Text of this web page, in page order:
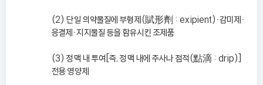
(2) 단일 의약물질에 부형제(賦形劑 : exipient)ㆍ감미제ㆍ
응결제ㆍ지지물질 등을 함유시킨 조제품
(3) 정맥 내 투여[즉, 정맥 내에 주사나 점적(點滴 : drip)]
전용 영양제